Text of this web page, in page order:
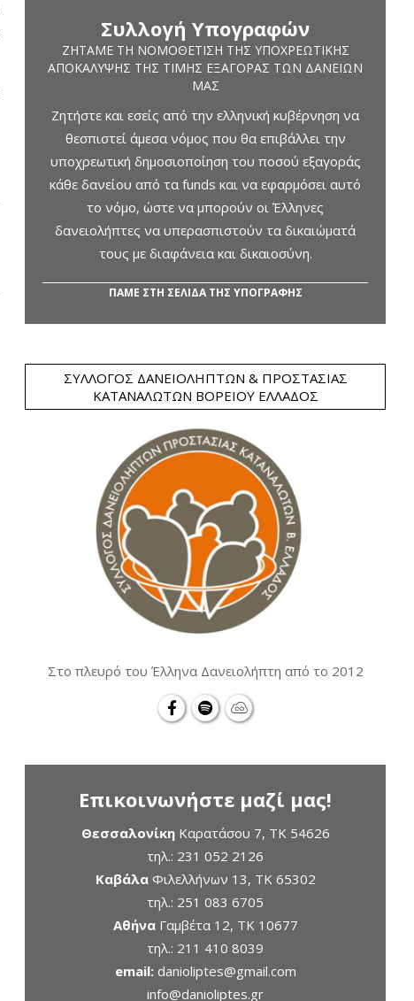
Συλλογή Υπογραφών
ΖΗΤΆΜΕ ΤΗ ΝΟΜΟΘΈΤΙΣΗ ΤΗΣ ΥΠΟΧΡΕΩΤΙΚΉΣ
ΑΠΟΚΆΛΥΨΗΣ ΤΗΣ ΤΙΜΉΣ ΕΞΑΓΟΡΆΣ ΤΩΝ ΔΑΝΕΊΩΝ
ΜΑΣ
Ζητήστε και εσείς από την ελληνική κυβέρνηση να
θεσπιστεί άμεσα νόμος που θα επιβάλλει την
υποχρεωτική δημοσιοποίηση του ποσού εξαγοράς
κάθε δανείου από τα funds και να εφαρμόσει αυτό
το νόμο, ώστε να μπορούν οι Έλληνες
δανειολήπτες να υπερασπιστούν τα δικαιώματά
τους με διαφάνεια και δικαιοσύνη.
ΠΑΜΕ ΣΤΗ ΣΕΛΙΔΑ ΤΗΣ ΥΠΟΓΡΑΦΗΣ
ΣΎΛΛΟΓΟΣ ΔΑΝΕΙΟΛΗΠΤΏΝ & ΠΡΟΣΤΑΣΊΑΣ
ΚΑΤΑΝΑΛΩΤΏΝ ΒΟΡΕΊΟΥ ΕΛΛΆΔΟΣ
Στο πλευρό του Έλληνα Δανειολήπτη από το 2012
Επικοινωνήστε μαζί μας!
ΘεσσαλονίκηΚαρατάσου 7, TK 54626
τηλ.: 231 052 2126
ΚαβάλαΦιλελλήνων 13, ΤΚ 65302
τηλ.: 251 083 6705
ΑθήναΓαμβέτα 12, ΤΚ 10677
τηλ.: 211 410 8039
email: danioliptes@gmail.com
info@danioliptes.gr